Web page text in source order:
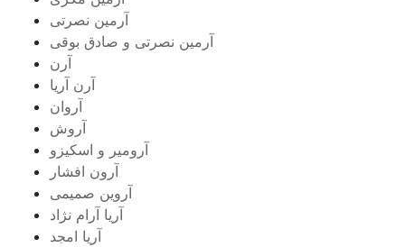
آرمین نصرتی
آرمین نصرتی و صادق بوقی
آرن
آرن آریا
آروان
آروش
آرومیر و اسکیزو
آرون افشار
آروین صمیمی
آریا آرام نژاد
آریا امجد